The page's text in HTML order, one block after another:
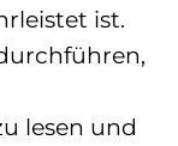
ist.
lesen und